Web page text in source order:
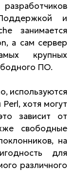
и
занимается
а сам сервер
крупных
ПО.
используются
хотя могут
зависит от
свободные
на
для
различного